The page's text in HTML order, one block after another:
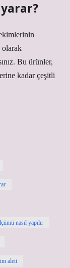
olarak
Bu ürünler,
kadar çeşitli
nasıl yapılır
aleti